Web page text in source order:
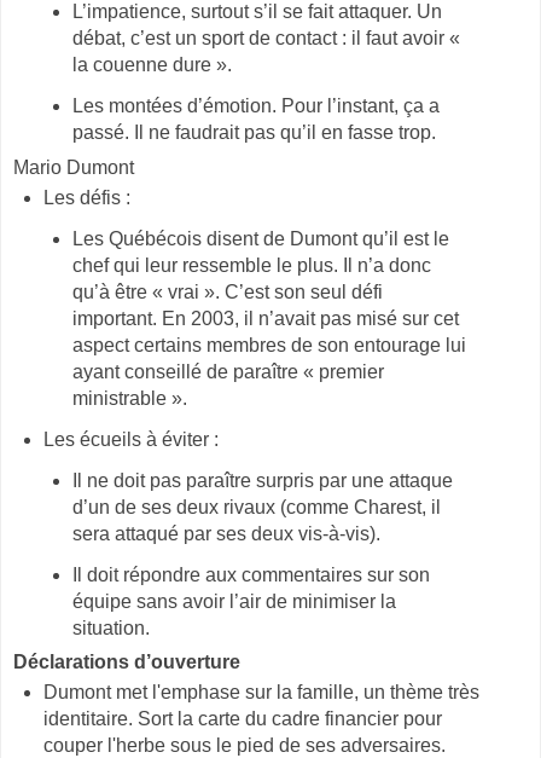
L’impatience, surtout s’il se fait attaquer. Un
débat, c’est un sport de contact : il faut avoir «
la couenne dure ».
Les montées d’émotion. Pour l’instant, ça a
passé. Il ne faudrait pas qu’il en fasse trop.
Mario Dumont
Les défis :
Les Québécois disent de Dumont qu’il est le
chef qui leur ressemble le plus. Il n’a donc
qu’à être « vrai ». C’est son seul défi
important. En 2003, il n’avait pas misé sur cet
aspect certains membres de son entourage lui
ayant conseillé de paraître « premier
ministrable ».
Les écueils à éviter :
Il ne doit pas paraître surpris par une attaque
d’un de ses deux rivaux (comme Charest, il
sera attaqué par ses deux vis-à-vis).
Il doit répondre aux commentaires sur son
équipe sans avoir l’air de minimiser la
situation.
Déclarations d’ouverture
Dumont met l'emphase sur la famille, un thème très
identitaire. Sort la carte du cadre financier pour
couper l'herbe sous le pied de ses adversaires.